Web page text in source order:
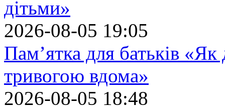
дітьми»
2026-08-05 19:05
Пам’ятка для батьків
тривогою вдома»
2026-08-05 18:48